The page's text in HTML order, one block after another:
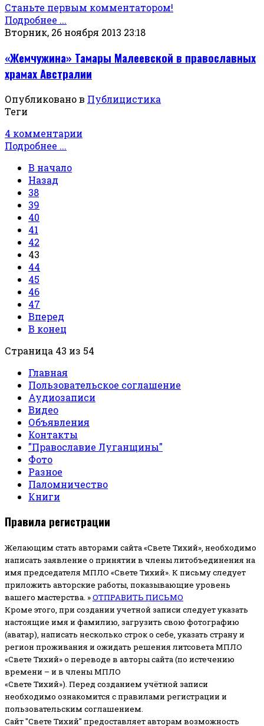
Станьте первым комментатором!
Подробнее ...
Вторник, 26 ноября 2013 23:18
«Жемчужина» Тамары Малеевской в православных
храмах Австралии
Опубликовано в Публицистика
Теги
4 комментарии
Подробнее ...
В начало
Назад
38
39
40
41
42
43
44
45
46
47
Вперед
В конец
Страница 43 из 54
Главная
Пользовательское соглашение
Аудиозаписи
Видео
Объявления
Контакты
"Православие Луганщины"
Фото
Разное
Паломничество
Книги
Правила регистрации
Желающим стать авторами сайта «Свете Тихий», необходимо
написать заявление о принятии в члены литобъединения на
имя председателя МПЛО «Свете Тихий». К письму следует
приложить авторские работы, показывающие уровень
вашего мастерства. »ОТПРАВИТЬ ПИСЬМО
Кроме этого, при создании учетной записи следует указать
настоящие имя и фамилию, загрузить свою фотографию
(аватар), написать несколько строк о себе, указать страну и
регион проживания и ожидать решения литсовета МПЛО
«Свете Тихий» о переводе в авторы сайта (по истечению
времени – и в члены МПЛО
«Свете Тихий»). Перед созданием учётной записи
необходимо ознакомится с правилами регистрации и
пользовательским соглашением.
Сайт "Свете Тихий" предоставляет авторам возможность